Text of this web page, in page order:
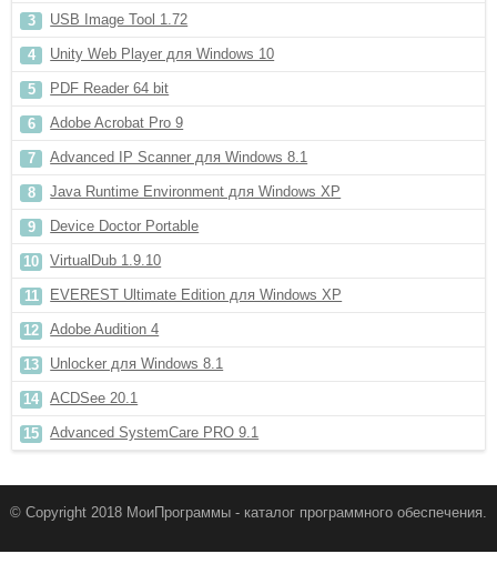
USB Image Tool 1.72
Unity Web Player для Windows 10
PDF Reader 64 bit
Adobe Acrobat Pro 9
Advanced IP Scanner для Windows 8.1
Java Runtime Environment для Windows XP
Device Doctor Portable
VirtualDub 1.9.10
EVEREST Ultimate Edition для Windows XP
Adobe Audition 4
Unlocker для Windows 8.1
ACDSee 20.1
Advanced SystemCare PRO 9.1
© Copyright 2018 МоиПрограммы - каталог программного обеспечения.